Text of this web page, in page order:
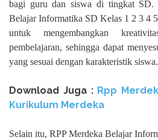
bagi guru dan siswa di tingkat SD.
Belajar Informatika SD Kelas 1 2 3 4
untuk mengembangkan
pembelajaran, sehingga dapat
yang sesuai dengan karakteristik siswa.
Download Juga : Rpp
Kurikulum Merdeka
Selain itu, RPP Merdeka Belajar